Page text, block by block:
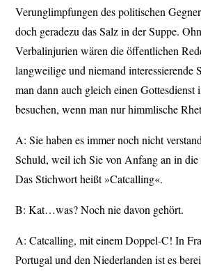
Verunglimpfungen des politischen
doch geradezu das Salz in der Suppe.
Verbalinjurien wären die öffentlichen
langweilige und niemand interessierende
man dann auch gleich einen Gottesdienst
besuchen, wenn man nur himmlische
A: Sie haben es immer noch nicht
Schuld, weil ich Sie von Anfang an in die
Das Stichwort heißt »Catcalling«.
B: Kat…was? Noch nie davon gehört.
A: Catcalling, mit einem Doppel-C! In
Portugal und den Niederlanden ist es